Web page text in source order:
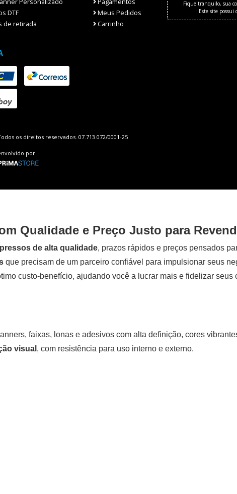
DTF
de retirada
Meus Pedidos
Carrinho
Fique tranquilo, sua
Este site possui
os direitos reservados. 07.713.072/0001-25
por
Qualidade e Preço Justo para
de alta qualidade, prazos rápidos e preços pensados
que precisam de um parceiro confiável para impulsionar seus
custo-benefício, ajudando você a lucrar mais e fidelizar seus
, faixas, lonas e adesivos com alta definição, cores
visual , com resistência para uso interno e externo.